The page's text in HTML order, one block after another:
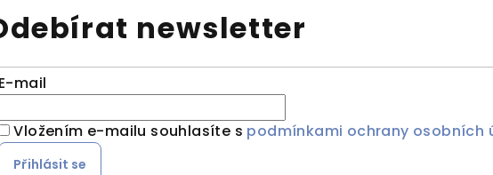
newsletter
E-mail
Vložením e-mailu souhlasíte s podmínkami ochrany osobních
Přihlásit se